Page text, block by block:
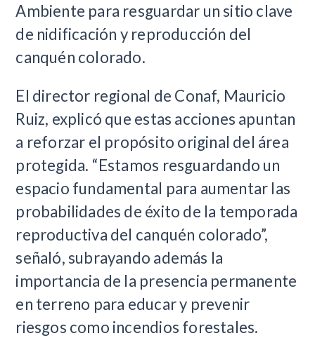
Ambiente para resguardar un sitio clave
de nidificación y reproducción del
canquén colorado.
El director regional de Conaf, Mauricio
Ruiz, explicó que estas acciones apuntan
a reforzar el propósito original del área
protegida. “Estamos resguardando un
espacio fundamental para aumentar las
probabilidades de éxito de la temporada
reproductiva del canquén colorado”,
señaló, subrayando además la
importancia de la presencia permanente
en terreno para educar y prevenir
riesgos como incendios forestales.